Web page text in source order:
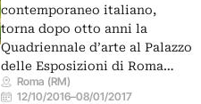
contemporaneo italiano,
torna dopo otto anni la
Quadriennale d’arte al Palazzo
delle Esposizioni di Roma…
Roma (RM)
12/10/2016–08/01/2017